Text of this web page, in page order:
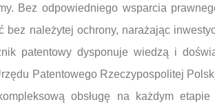
Bez odpowiedniego wsparcia
bez należytej ochrony, narażając
patentowy dysponuje wiedzą i
Patentowego Rzeczypospolitej
obsługę na każdym